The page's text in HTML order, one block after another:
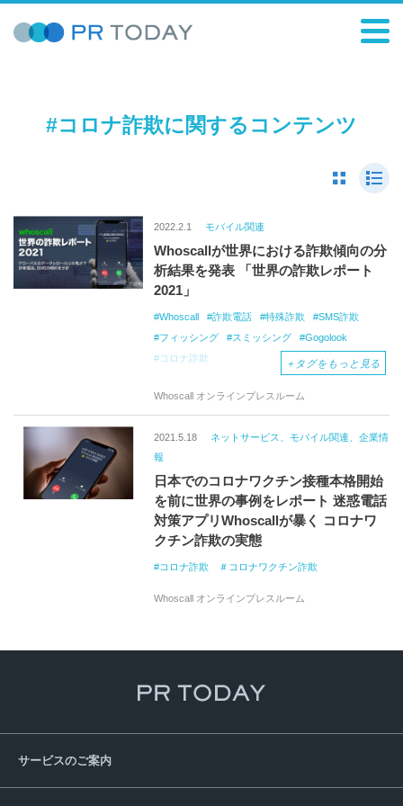
#コロナ詐欺に関するコンテンツ
2022.2.1 モバイル関連
Whoscallが世界における詐欺傾向の分
析結果を発表 「世界の詐欺レポート
2021」
Whoscall 詐欺電話 特殊詐欺
SMS詐欺
フィッシング
スミッシング
Gogolook
コロナ詐欺
＋ タグをもっと見る
Whoscall オンラインプレスルーム
2021.5.18
ネットサービス、モバイル関連、企業情
報
日本でのコロナワクチン接種本格開始
を前に世界の事例をレポート 迷惑電話
対策アプリWhoscallが暴く コロナワ
クチン詐欺の実態
コロナ詐欺 ＃コロナワクチン詐欺
Whoscall オンラインプレスルーム
サービスのご案内